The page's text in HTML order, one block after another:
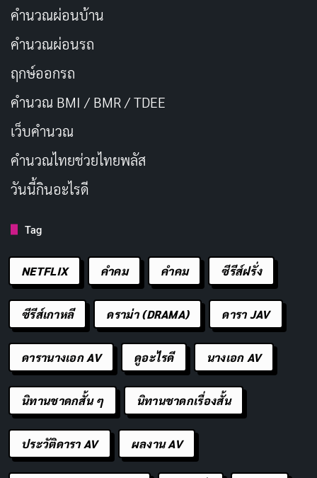
รุ่นใหม่ไฟแรงวัย 20 กว่า ๆ จากชิคาโก ที่ได้มีโอกาสย้ายไป
ทำงานที่ปารีสอย่างไม่คาดฝัน เมื่อบริษัทของเธอเข้าซื้อ
กิจการบริษัทการตลาดสุดหรูในฝรั่งเศส และหน้าที่หลักของ
ชีวิตใหม่ของเอมิลี่ในปารีสเต็มไปด้วยการผจญภัยอันน่าตื่น
เต้น และความท้าทายที่น่าประหลาดใจ เมื่อเธอต้อง
พยายามหาวิธีเอาชนะเพื่อนร่วมงาน ในขณะที่ต้องหาเพื่อน
ดูบน NETFLIX
ฉลาดเกมส์โกง เดอะซีรีส์
คำนวณผ่อนบ้าน
คำนวณผ่อนรถ
ฤกษ์ออกรถ
คำนวณ BMI / BMR / TDEE
เว็บคํานวณ
คํานวณไทยช่วยไทยพลัส
วันนี้กินอะไรดี
Tag
NETFLIX คำคม คําคม ซีรีส์ฝรั่ง
ซีรีส์เกาหลี ดราม่า (DRAMA) ดารา JAV
ดารานางเอก AV ดูอะไรดี นางเอก AV
นิทานชาดกสั้น ๆ นิทานชาดกเรื่องสั้น
ประวัติดารา AV ผลงาน AV